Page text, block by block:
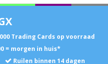
Trading Cards op voorraad
= morgen in huis*
Ruilen binnen 14 dagen